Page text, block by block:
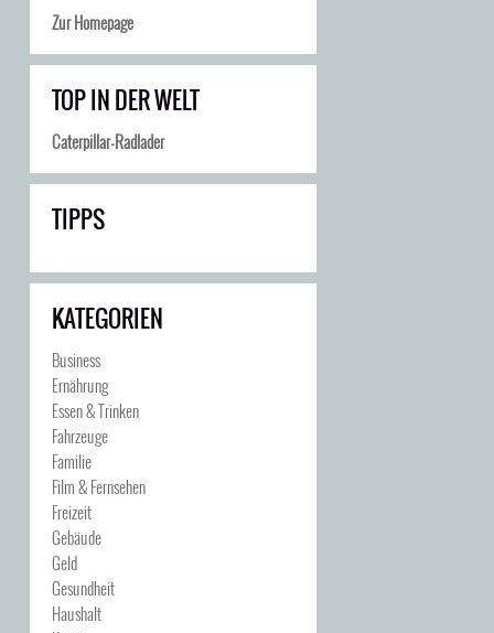
Zur Homepage
TOP IN DER WELT
Caterpillar-Radlader
TIPPS
KATEGORIEN
Business
Ernährung
Essen & Trinken
Fahrzeuge
Familie
Film & Fernsehen
Freizeit
Gebäude
Geld
Gesundheit
Haushalt